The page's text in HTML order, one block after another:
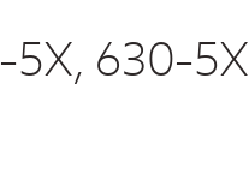
5X, 630-5X